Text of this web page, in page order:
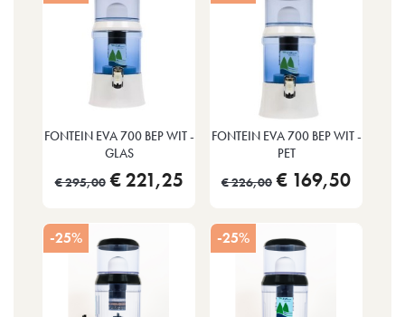
FONTEIN EVA 700 BEP WIT -
GLAS
€ 295,00 € 221,25
FONTEIN EVA 700 BEP WIT -
PET
€ 226,00 € 169,50
-25% -25%